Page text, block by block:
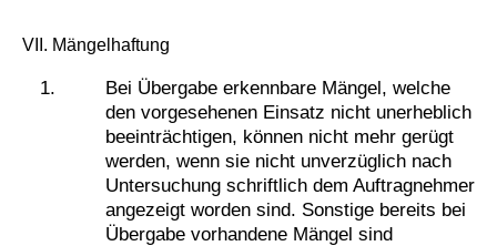
VII. Mängelhaftung
Bei Übergabe erkennbare Mängel, welche
den vorgesehenen Einsatz nicht unerheblich
beeinträchtigen, können nicht mehr gerügt
werden, wenn sie nicht unverzüglich nach
Untersuchung schriftlich dem Auftragnehmer
angezeigt worden sind. Sonstige bereits bei
Übergabe vorhandene Mängel sind